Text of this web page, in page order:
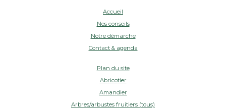
Accueil
Nos conseils
Notre démarche
Contact & agenda
Plan du site
Abricotier
Amandier
Arbres/arbustes fruitiers (tous)